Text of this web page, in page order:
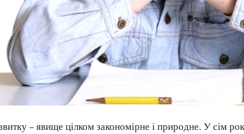
– явище цілком закономірне і природне. У сім